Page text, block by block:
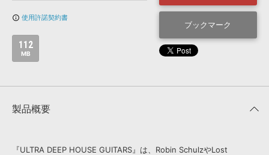
APS 映像のBGM・セリフを音声分離
SLS
info_outline 使用許諾契約書
112
MB
ブックマーク
製品概要
『ULTRA DEEP HOUSE GUITARS』は、Robin SchulzやLost